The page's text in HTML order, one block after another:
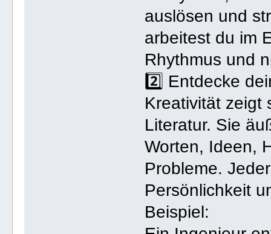
auslösen und
arbeitest du im
Rhythmus und
2️⃣ Entdecke
Kreativität zeigt
Literatur. Sie
Worten, Ideen,
Probleme.
Persönlichkeit
Beispiel: